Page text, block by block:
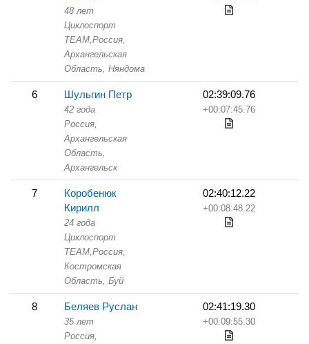
48 лет
Циклоспорт
TEAM,Россия,
Архангельская
Область, Няндома
6 Шульгин Петр
42 года
Россия,
Архангельская
Область,
Архангельск
02:39:09.76
+00:07:45.76
7
Коробенюк
Кирилл
24 года
Циклоспорт
TEAM,Россия,
Костромская
Область, Буй
02:40:12.22
+00:08:48.22
8 Беляев Руслан
35 лет
Россия,
02:41:19.30
+00:09:55.30